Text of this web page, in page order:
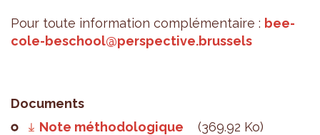
Pour toute infor­ma­tion com­plé­men­taire : bee­
cole-bes­chool@​perspective.​brussels
Documents
Note méthodologique
(369.92 Ko)